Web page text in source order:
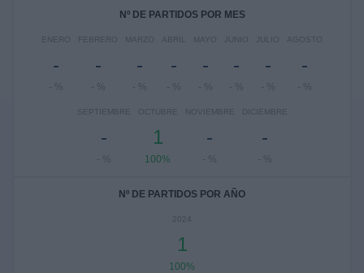
Nº DE PARTIDOS POR MES
ENERO
-
- %
FEBRERO
-
- %
MARZO
-
- %
ABRIL
-
- %
MAYO
-
- %
JUNIO
-
- %
JULIO
-
- %
AGOSTO
-
- %
SEPTIEMBRE
-
- %
OCTUBRE
1
100%
NOVIEMBRE
-
- %
DICIEMBRE
-
- %
Nº DE PARTIDOS POR AÑO
2024
1
100%